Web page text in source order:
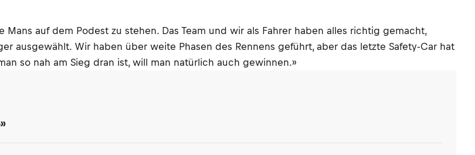
auf dem Podest zu stehen. Das Team und wir als Fahrer haben alles richtig gemacht,
ausgewählt. Wir haben über weite Phasen des Rennens geführt, aber das letzte Safety-Car hat
so nah am Sieg dran ist, will man natürlich auch gewinnen.»